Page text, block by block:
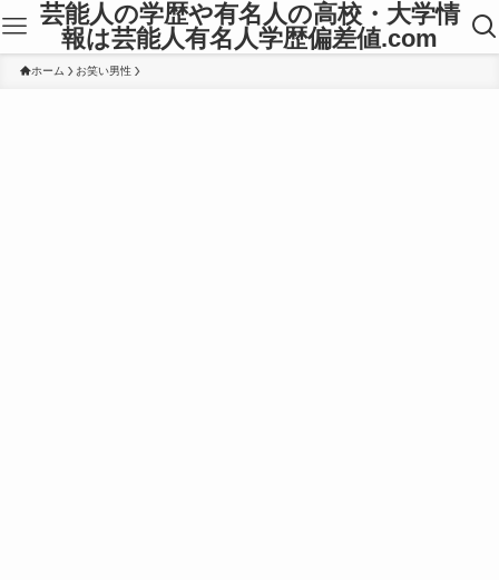
芸能人の学歴や有名人の高校・大学情
報は芸能人有名人学歴偏差値.com
ホーム お笑い男性